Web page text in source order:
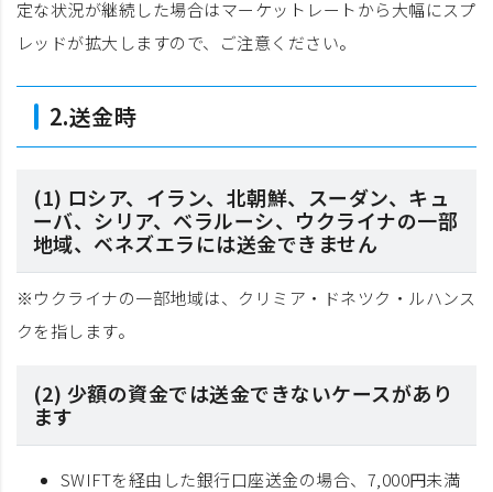
定な状況が継続した場合はマーケットレートから大幅にスプ
レッドが拡大しますので、ご注意ください。
2.送金時
(1) ロシア、イラン、北朝鮮、スーダン、キュ
ーバ、シリア、ベラルーシ、ウクライナの一部
地域、ベネズエラには送金できません
※ウクライナの一部地域は、クリミア・ドネツク・ルハンス
クを指します。
(2) 少額の資金では送金できないケースがあり
ます
SWIFTを経由した銀行口座送金の場合、7,000円未満